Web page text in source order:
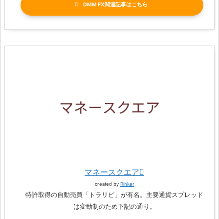
DMM FX関連記事
マネースクエア
created by Rinker
特許取得の自動売買「トラリピ」が有名。主要通貨スプレッド
は変動制のため下記の通り。